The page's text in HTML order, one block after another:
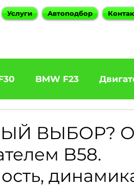
Услуги Автоподбор
BMW F23
X5 E70 BMW X3
ВЫБОР?
B58.